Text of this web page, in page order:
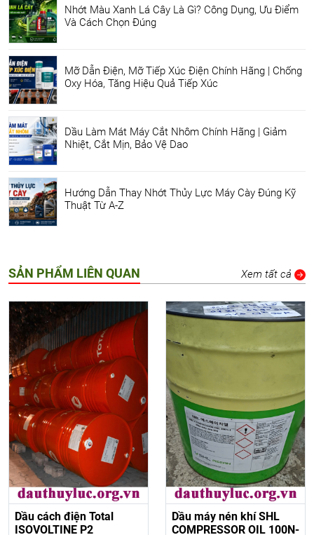
Nhớt Màu Xanh Lá Cây Là Gì? Công Dụng, Ưu Điểm
Và Cách Chọn Đúng
Mỡ Dẫn Điện, Mỡ Tiếp Xúc Điện Chính Hãng | Chống
Oxy Hóa, Tăng Hiệu Quả Tiếp Xúc
Dầu Làm Mát Máy Cắt Nhôm Chính Hãng | Giảm
Nhiệt, Cắt Mịn, Bảo Vệ Dao
Hướng Dẫn Thay Nhớt Thủy Lực Máy Cày Đúng Kỹ
Thuật Từ A-Z
SẢN PHẨM LIÊN QUAN Xem tất cả
Dầu cách điện Total
ISOVOLTINE P2
Dầu máy nén khí SHL
COMPRESSOR OIL 100N-